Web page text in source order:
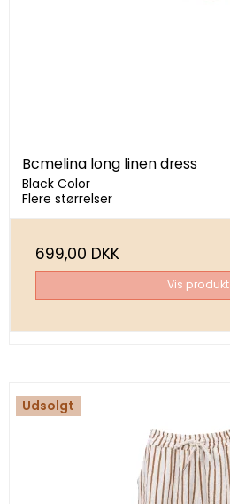
Bcmelina long linen dress
Black Color
Flere størrelser
699,00 DKK
Vis produkt
Udsolgt